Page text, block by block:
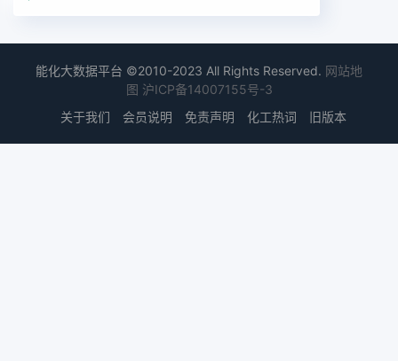
能化大数据平台 ©2010-2023 All Rights Reserved. 网站地
图 沪ICP备14007155号-3
关于我们
会员说明 免责声明 化工热词 旧版本